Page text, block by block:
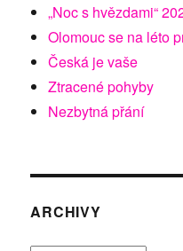
„Noc s hvězdami“
Olomouc se na léto
Česká je vaše
Ztracené pohyby
Nezbytná přání
ARCHIVY